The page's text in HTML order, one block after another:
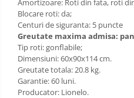
Amortizoare: Roti din fata, roti
Blocare roti: da;
Centuri de siguranta: 5 puncte
Greutate maxima admisa:
Tip roti: gonflabile;
Dimensiuni: 60x90x114 cm.
Greutate totala: 20.8 kg.
Garantie: 60 luni.
Producator: Lionelo.